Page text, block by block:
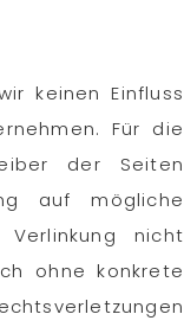
keinen Einfluss
Für die
der Seiten
auf mögliche
nicht
ohne konkrete